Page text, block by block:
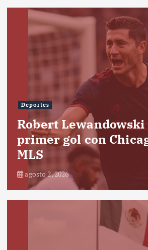
Deportes
Robert Lewandowski
primer gol con
MLS
agosto 2, 2026